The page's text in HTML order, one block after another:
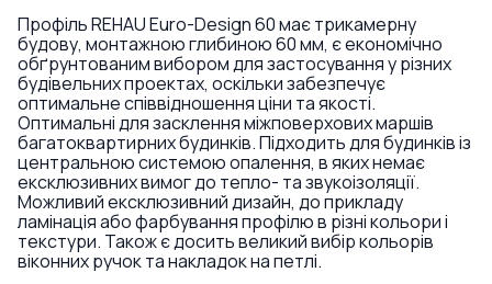
Профіль REHAU Euro-Design 60 має трикамерну
будову, монтажною глибиною 60 мм, є економічно
обґрунтованим вибором для застосування у різних
будівельних проектах, оскільки забезпечує
оптимальне співвідношення ціни та якості.
Оптимальні для засклення міжповерхових маршів
багатоквартирних будинків. Підходить для будинків із
центральною системою опалення, в яких немає
ексклюзивних вимог до тепло- та звукоізоляції.
Можливий ексклюзивний дизайн, до прикладу
ламінація або фарбування профілю в різні кольори і
текстури. Також є досить великий вибір кольорів
віконних ручок та накладок на петлі.